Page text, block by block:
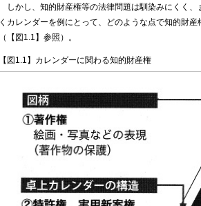
しかし、知的財産権等の法律問題は馴染みにくく
くカレンダーを例にとって、どのような点で知的財
（【図1.1】参照）。
【図1.1】カレンダーに関わる知的財産権